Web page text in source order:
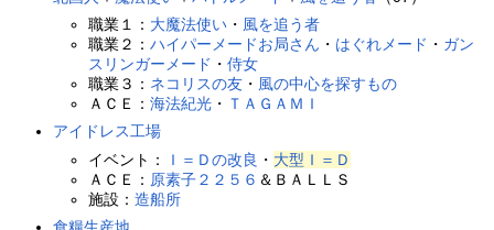
職業１： 大魔法使い ・ 風を追う者
職業２：ハイパーメードお局さん ・ はぐれメード ・ ガン
スリンガーメード ・侍女
職業３： ネコリスの友 ・ 風の中心を探すもの
ＡＣＥ：海法紀光 ・ ＴＡＧＡＭＩ
アイドレス工場
イベント：
Ｉ＝Ｄの改良 ・ 大型Ｉ＝Ｄ
ＡＣＥ： 原素子２２５６ ＆ＢＡＬＬＳ
施設：造船所